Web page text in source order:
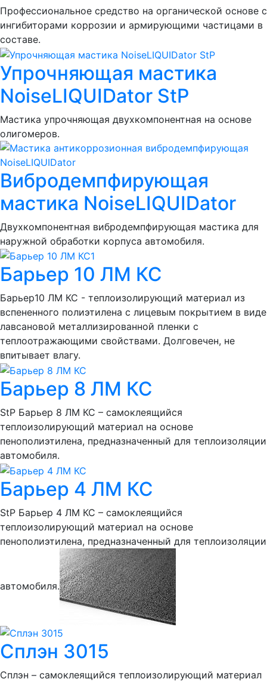
Профессиональное средство на органической основе с
ингибиторами коррозии и армирующими частицами в
составе.
Упрочняющая мастика
NoiseLIQUIDator StP
Мастика упрочняющая двухкомпонентная на основе
олигомеров.
Вибродемпфирующая
мастика NoiseLIQUIDator
Двухкомпонентная вибродемпфирующая мастика для
наружной обработки корпуса автомобиля.
Барьер 10 ЛМ КС
Барьер10 ЛМ КС - теплоизолирующий материал из
вспененного полиэтилена с лицевым покрытием в виде
лавсановой металлизированной пленки с
теплоотражающими свойствами. Долговечен, не
впитывает влагу.
Барьер 8 ЛМ КС
StP Барьер 8 ЛМ КС – самоклеящийся
теплоизолирующий материал на основе
пенополиэтилена, предназначенный для теплоизоляции
автомобиля.
Барьер 4 ЛМ КС
StP Барьер 4 ЛМ КС – самоклеящийся
теплоизолирующий материал на основе
пенополиэтилена, предназначенный для теплоизоляции
автомобиля.
Сплэн 3015
Сплэн – самоклеящийся теплоизолирующий материал